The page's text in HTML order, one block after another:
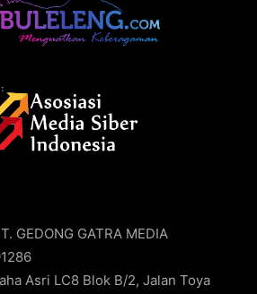
GEDONG GATRA MEDIA
Asri LC8 Blok B/2, Jalan Toya